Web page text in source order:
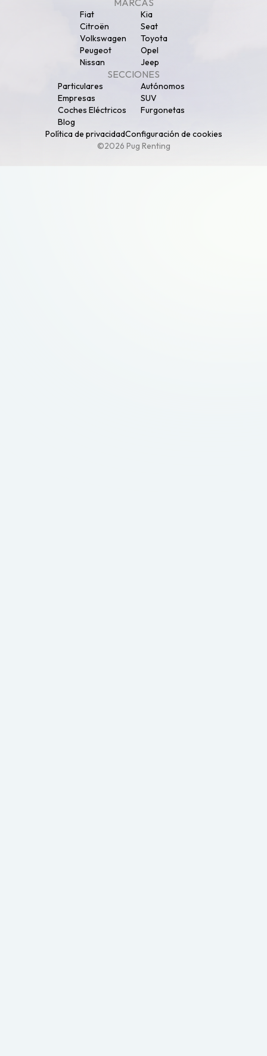
MARCAS
Fiat
Kia
Citroën
Seat
Volkswagen
Toyota
Peugeot
Opel
Nissan
Jeep
SECCIONES
Particulares
Autónomos
Empresas
SUV
Coches Eléctricos
Furgonetas
Blog
Política de privacidadConfiguración de cookies
©2026 Pug Renting